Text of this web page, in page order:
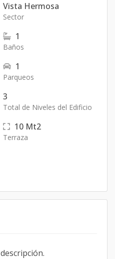
Vista Hermosa
Sector
1
Baños
1
Parqueos
3
Total de Niveles del Edificio
10 Mt2
Terraza